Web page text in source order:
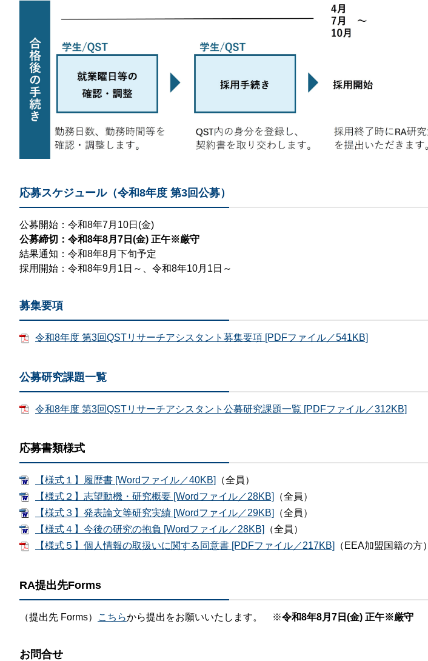
応募スケジュール（令和8年度 第3回公募）
公募開始：令和8年7月10日(金)
公募締切：令和8年8月7日(金) 正午※厳守
結果通知：令和8年8月下旬予定
採用開始：令和8年9月1日～、令和8年10月1日～
募集要項
令和8年度 第3回QSTリサーチアシスタント募集要項 [PDFファイル／541KB]
公募研究課題一覧
令和8年度 第3回QSTリサーチアシスタント公募研究課題一覧 [PDFファイル／312KB]
応募書類様式
【様式１】履歴書 [Wordファイル／40KB]
（全員）
【様式２】志望動機・研究概要 [Wordファイル／28KB]
（全員）​
【様式３】発表論文等研究実績 [Wordファイル／29KB]
（全員）​
【様式４】今後の研究の抱負 [Wordファイル／28KB]
（全員）​
【様式５】個人情報の取扱いに関する同意書 [PDFファイル／217KB]
（EEA加盟国籍の方）
RA提出先Forms
（提出先 Forms） こちらから提出をお願いいたします。 ※令和8年8月7日(金) 正午※厳守
お問合せ